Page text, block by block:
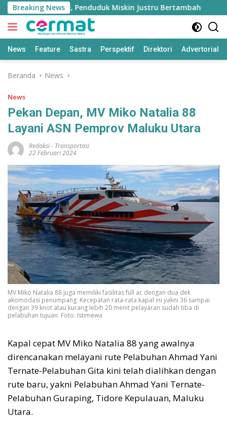
Langsung
ke
konten
Breaking News
Tinggi, Penduduk Miskin Justru Bertambah
News Feature Sastra Perspektif Direktori Advertorial
Beranda News
News
Pekan Depan, MV Miko Natalia 88
Layani ASN Pemprov Maluku Utara
Redaksi- Transportasi
22 Februari 2024
MV Miko Natalia 88 juga memiliki fasilitas full ac dengan dua dek
akomodasi penumpang. Kecepatan rata-rata kapal ini yakni 36 sampai
dengan 39 knot atau kurang lebih 20 menit pelayaran sudah tiba di
pelabuhan tujuan. Foto: Istimewa
Kapal cepat MV Miko Natalia 88 yang awalnya
direncanakan melayani rute Pelabuhan Ahmad Yani
Ternate-Pelabuhan Gita kini telah dialihkan dengan
rute baru, yakni Pelabuhan Ahmad Yani Ternate-
Pelabuhan Guraping, Tidore Kepulauan, Maluku
Utara.